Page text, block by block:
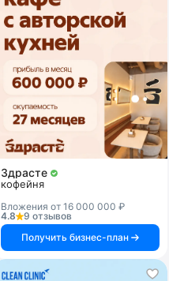
Здрасте
кофейня
Вложения от 16 000 000 ₽
4.8
9 отзывов
Получить бизнес-план